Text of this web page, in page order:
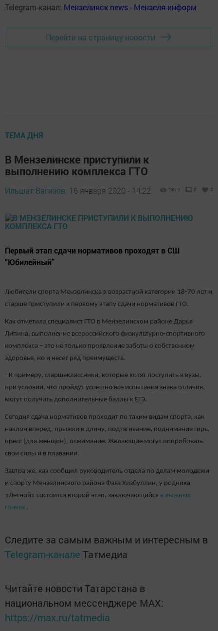
Telegram-канал: Мензелинск news - Мензеля-информ
Перейти на страницу новости
ТЕМА ДНЯ
В Мензелинске приступили к
выполнению комплекса ГТО
Ильшат Вагизов, 16 января 2020 - 14:22 1879 0 0
Первый этап сдачи нормативов проходят в СШ
“Юбилейный”
Любители спорта Мензелинска в возрастной категории 18-70 лет и
старше приступили к первому этапу сдачи нормативов ГТО.
Как отметила специалист ГТО в Мензелинском районе Дарья
Липина, выполнение всероссийского физкультурно-спортивного
комплекса – это не только проявление заботы о собственном
здоровье, но и несёт ряд преимуществ.
- К примеру, старшеклассники, которые хотят поступить в вузы,
при условии, что пройдут успешно все испытания знака отличия,
могут получить дополнительные баллы к ЕГЭ.
Сегодня сдача нормативов проходит по таким видам спорта, как
наклон вперед, прыжки в длину, подтягивание, поднимание гирь,
пресс (для женщин), отжимание. Желающие могут попробовать
свои силы и в плавании.
Завтра же, как сообщил руководитель отдела по делам молодежи
и спорту Мензелинского района Фаяз Хизбуллин, у родника
«Лесной» состоится второй этап, заключающийся в лыжных
гонках .
Следите за самым важным и интересным в
Telegram-канале Татмедиа
Читайте новости Татарстана в
национальном мессенджере MАХ:
https://max.ru/tatmedia